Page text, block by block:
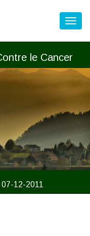
le Cancer
07-12-2011